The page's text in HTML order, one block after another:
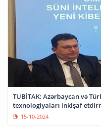
TUBİTAK: Azərbaycan və
texnologiyaları inkişaf
15-10-2024